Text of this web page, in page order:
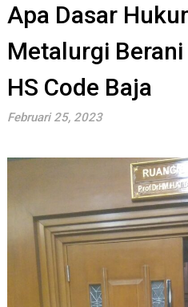
Apa Dasar
Metalurgi
HS Code Baja
Februari 25, 2023